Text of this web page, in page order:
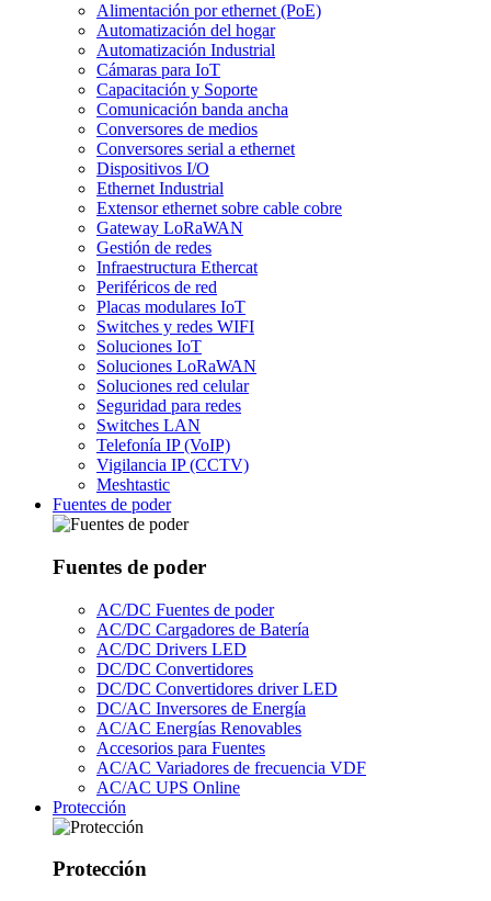
Alimentación por ethernet (PoE)
Automatización del hogar
Automatización Industrial
Cámaras para IoT
Capacitación y Soporte
Comunicación banda ancha
Conversores de medios
Conversores serial a ethernet
Dispositivos I/O
Ethernet Industrial
Extensor ethernet sobre cable cobre
Gateway LoRaWAN
Gestión de redes
Infraestructura Ethercat
Periféricos de red
Placas modulares IoT
Switches y redes WIFI
Soluciones IoT
Soluciones LoRaWAN
Soluciones red celular
Seguridad para redes
Switches LAN
Telefonía IP (VoIP)
Vigilancia IP (CCTV)
Meshtastic
Fuentes de poder
Fuentes de poder
AC/DC Fuentes de poder
AC/DC Cargadores de Batería
AC/DC Drivers LED
DC/DC Convertidores
DC/DC Convertidores driver LED
DC/AC Inversores de Energía
AC/AC Energías Renovables
Accesorios para Fuentes
AC/AC Variadores de frecuencia VDF
AC/AC UPS Online
Protección
Protección